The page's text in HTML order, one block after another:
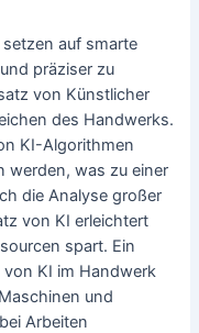
auf smarte
präziser zu
von Künstlicher
des Handwerks.
KI-Algorithmen
werden, was zu einer
die Analyse großer
von KI erleichtert
spart. Ein
KI im Handwerk
und
Arbeiten